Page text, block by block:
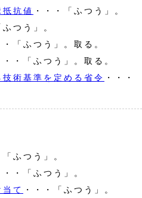
抗値
・・・「ふつう」。
ふつう」。
・「ふつう」。取る。
・・「ふつう」。取る。
術基準を定める省令 ・・・
「ふつう」。
・・「ふつう」。
て
・・・「ふつう」。